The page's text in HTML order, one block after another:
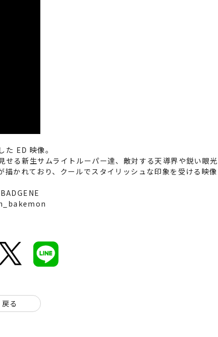
ED 映像。
る新生サムライトルーパー達、敵対する天導界や鋭い眼
かれており、クールでスタイリッシュな印象を受ける映像
戻る